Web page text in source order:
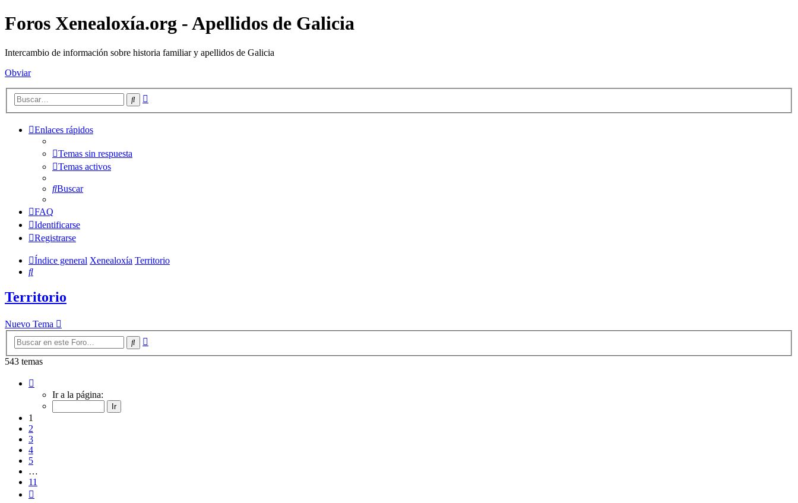
Foros Xenealoxía.org - Apellidos de Galicia
Intercambio de información sobre historia familiar y apellidos de Galicia
Obviar
Buscar
Enlaces rápidos
Temas sin respuesta
Temas activos
Buscar
FAQ
Identificarse
Registrarse
Índice general Xenealoxía Territorio
Buscar
Territorio
Nuevo Tema
Buscar
543 temas
Ir a la página:
1
2
3
4
5
…
11